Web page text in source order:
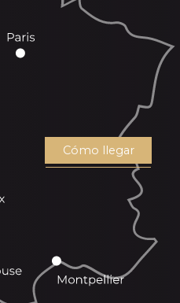
Cómo llegar